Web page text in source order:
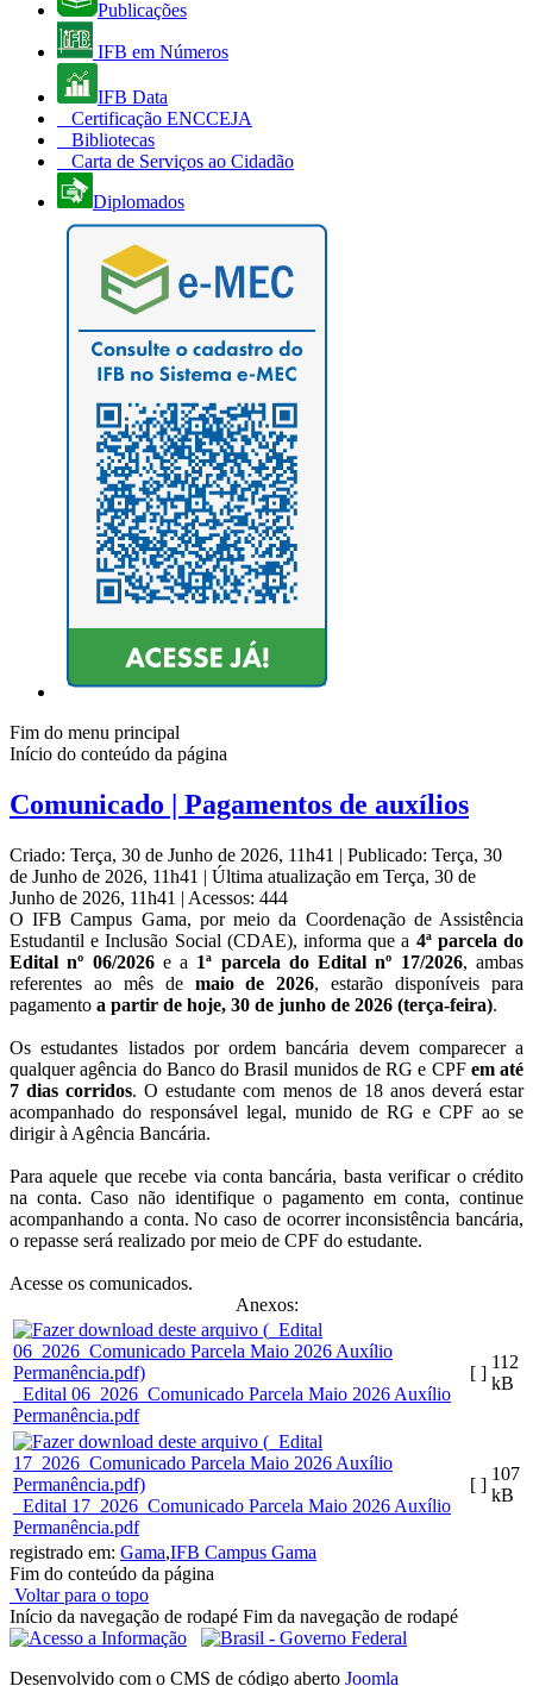
Publicações
IFB em Números
IFB Data
Certificação ENCCEJA
Bibliotecas
Carta de Serviços ao Cidadão
Diplomados
Fim do menu principal
Início do conteúdo da página
Comunicado | Pagamentos de auxílios
Criado: Terça, 30 de Junho de 2026, 11h41 | Publicado: Terça, 30
de Junho de 2026, 11h41 | Última atualização em Terça, 30 de
Junho de 2026, 11h41 | Acessos: 444
O IFB Campus Gama, por meio da Coordenação de Assistência
Estudantil e Inclusão Social (CDAE), informa que a 4ª parcela do
Edital nº 06/2026e a 1ª parcela do Edital nº 17/2026, ambas
referentes ao mês de maio de 2026, estarão disponíveis para
pagamento a partir de hoje, 30 de junho de 2026 (terça-feira).
Os estudantes listados por ordem bancária devem comparecer a
qualquer agência do Banco do Brasil munidos de RG e CPF em até
7 dias corridos. O estudante com menos de 18 anos deverá estar
acompanhado do responsável legal, munido de RG e CPF ao se
dirigir à Agência Bancária.
Para aquele que recebe via conta bancária, basta verificar o crédito
na conta. Caso não identifique o pagamento em conta, continue
acompanhando a conta. No caso de ocorrer inconsistência bancária,
o repasse será realizado por meio de CPF do estudante.
Acesse os comunicados.
Anexos:
_Edital 06_2026_Comunicado Parcela Maio 2026 Auxílio
Permanência.pdf
[ ]
112
kB
_Edital 17_2026_Comunicado Parcela Maio 2026 Auxílio
Permanência.pdf
[ ]
107
kB
registrado em: Gama,IFB Campus Gama
Fim do conteúdo da página
Voltar para o topo
Início da navegação de rodapé Fim da navegação de rodapé
Desenvolvido com o CMS de código aberto Joomla